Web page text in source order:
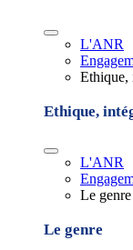
L'ANR
Ethique,
Ethique,
L'ANR
Le genre
Le genre